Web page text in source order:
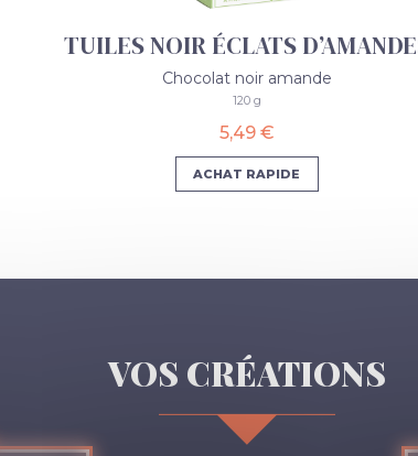
TUILES NOIR ÉCLATS
Chocolat noir amande
120 g
5,49 €
ACHAT RAPIDE
VOS CRÉATIONS